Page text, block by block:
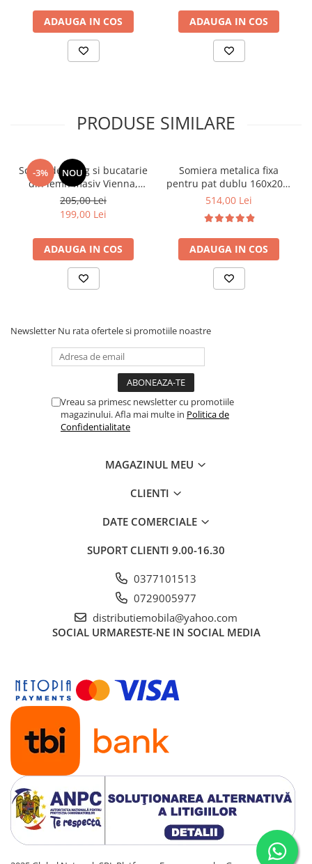
ADAUGA IN COS ADAUGA IN COS
PRODUSE SIMILARE
-3% NOU
Scaun de living si bucatarie
din lemn masiv Vienna,
tapiterie stofa,100 kg,
94x49x40 cm, nuc/bej
205,00 Lei
199,00 Lei
ADAUGA IN COS
Somiera metalica fixa
pentru pat dublu 160x200,
6 picioare, 32 lamele lemn
saltea ferm, negru
514,00 Lei
ADAUGA IN COS
Newsletter Nu rata ofertele si promotiile noastre
Vreau sa primesc newsletter cu promotiile
magazinului. Afla mai multe in Politica de
Confidentialitate
MAGAZINUL MEU
CLIENTI
DATE COMERCIALE
SUPORT CLIENTI 9.00-16.30
0377101513
0729005977
distributiemobila@yahoo.com
SOCIAL URMARESTE-NE IN SOCIAL MEDIA